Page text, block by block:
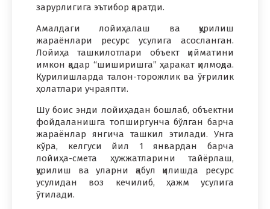
зарурлигига эътибор қаратди.
Амалдаги лойиҳалаш ва қурилиш
жараёнлари ресурс усулига асосланган.
Лойиҳа ташкилотлари объект қийматини
имкон қадар “шиширишга” ҳаракат қилмоқда.
Қурилишларда талон-торожлик ва ўғрилик
ҳолатлари учраяпти.
Шу боис энди лойиҳадан бошлаб, объектни
фойдаланишга топширгунча бўлган барча
жараёнлар янгича ташкил этилади. Унга
кўра, келгуси йил 1 январдан барча
лойиҳа-смета ҳужжатларини тайёрлаш,
қурилиш ва уларни қабул қилишда ресурс
усулидан воз кечилиб, ҳажм усулига
ўтилади.